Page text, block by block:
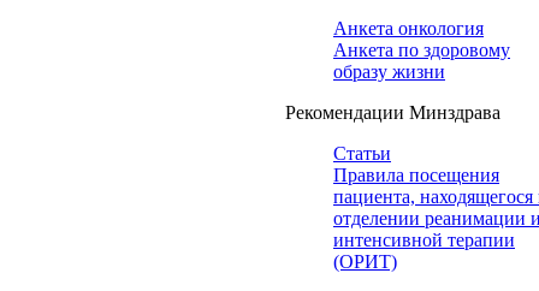
Анкета онкология
Анкета по здоровому
образу жизни
Рекомендации Минздрава
Статьи
Правила посещения
пациента, находящегося
отделении реанимации и
интенсивной терапии
(ОРИТ)